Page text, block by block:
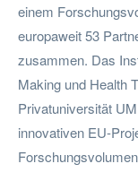
einem
europaweit 53
zusammen. Das
Making und Health
Privatuniversität
innovativen EU-